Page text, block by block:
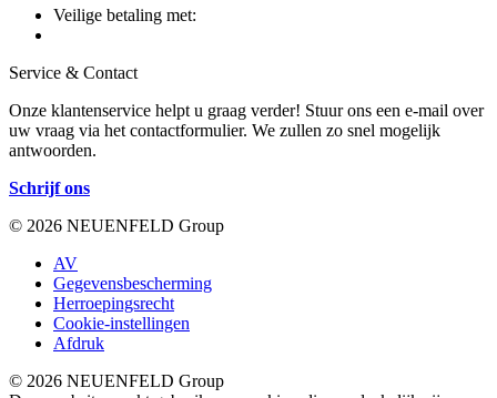
Veilige betaling met:
Service & Contact
Onze klantenservice helpt u graag verder! Stuur ons een e-mail over
uw vraag via het contactformulier. We zullen zo snel mogelijk
antwoorden.
Schrijf ons
© 2026 NEUENFELD Group
AV
Gegevensbescherming
Herroepingsrecht
Cookie-instellingen
Afdruk
© 2026 NEUENFELD Group